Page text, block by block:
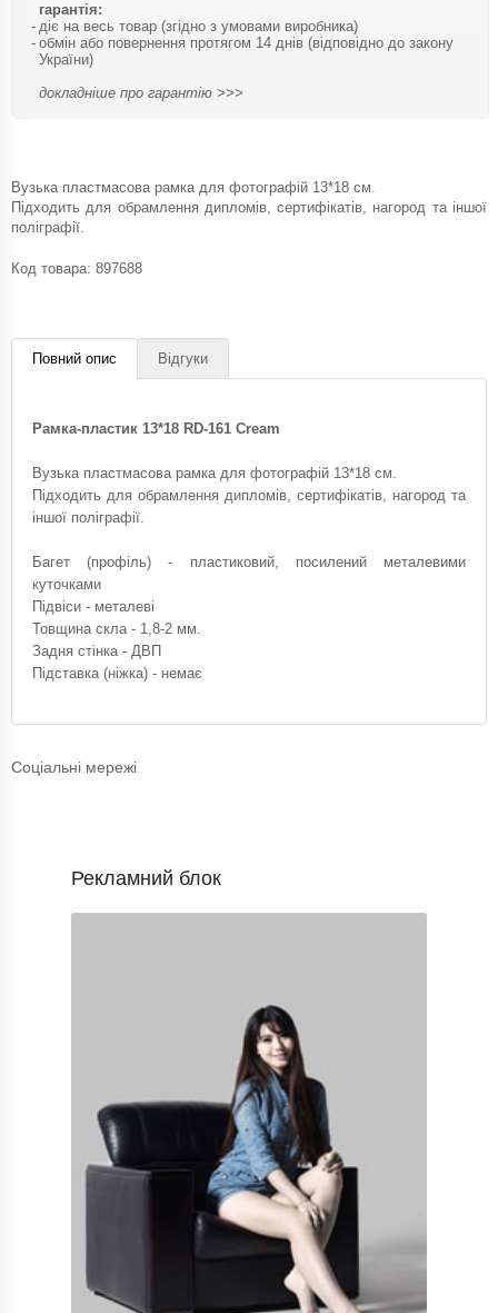
гарантія:
діє на весь товар (згідно з умовами виробника)
обмін або повернення протягом 14 днів (відповідно до закону
України)
докладніше про гарантію >>>
Вузька пластмасова рамка для фотографій 13*18 см.
Підходить для обрамлення дипломів, сертифікатів, нагород та іншої
поліграфії.
Код товара: 897688
Повний опис Відгуки
Рамка-пластик 13*18 RD-161 Cream
Вузька пластмасова рамка для фотографій 13*18 см.
Підходить для обрамлення дипломів, сертифікатів, нагород та
іншої поліграфії.
Багет (профіль) - пластиковий, посилений металевими
куточками
Підвіси - металеві
Товщина скла - 1,8-2 мм.
Задня стінка - ДВП
Підставка (ніжка) - немає
Соціальні мережі
Рекламний блок